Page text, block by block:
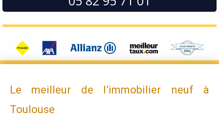
Le meilleur de l’immobilier neuf à
Toulouse